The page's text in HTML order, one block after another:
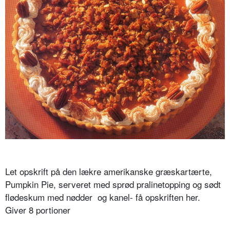
Let opskrift på den lækre amerikanske græskartærte,
Pumpkin Pie, serveret med sprød pralinetopping og sødt
flødeskum med nødder og kanel- få opskriften her.
Giver 8 portioner